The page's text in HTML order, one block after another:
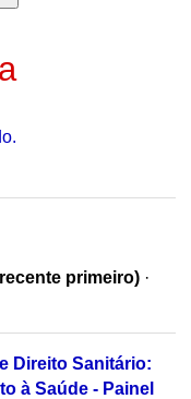
primeiro) ·
Direito Sanitário:
à Saúde - Painel